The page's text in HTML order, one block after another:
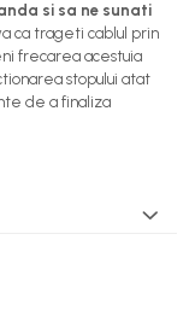
si sa ne sunati
ca trageti cablul prin
frecarea acestuia
stopului atat
de a finaliza